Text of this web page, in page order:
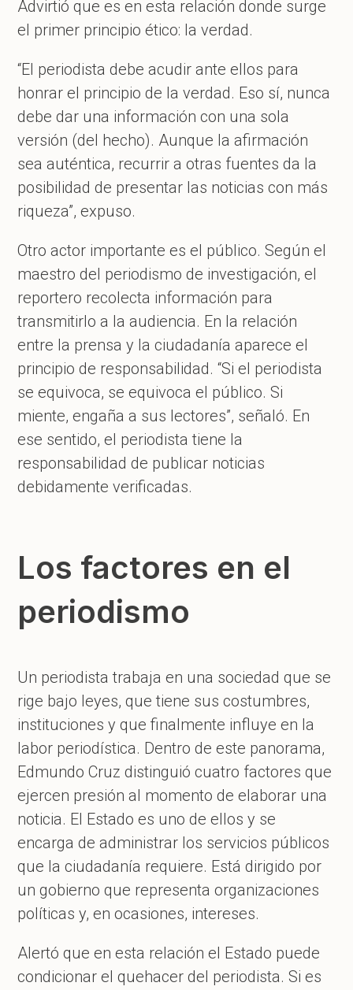
Advirtió que es en esta relación donde surge
el primer principio ético: la verdad.
“El periodista debe acudir ante ellos para
honrar el principio de la verdad. Eso sí, nunca
debe dar una información con una sola
versión (del hecho). Aunque la afirmación
sea auténtica, recurrir a otras fuentes da la
posibilidad de presentar las noticias con más
riqueza”, expuso.
Otro actor importante es el público. Según el
maestro del periodismo de investigación, el
reportero recolecta información para
transmitirlo a la audiencia. En la relación
entre la prensa y la ciudadanía aparece el
principio de responsabilidad. “Si el periodista
se equivoca, se equivoca el público. Si
miente, engaña a sus lectores”, señaló. En
ese sentido, el periodista tiene la
responsabilidad de publicar noticias
debidamente verificadas.
Los factores en el
periodismo
Un periodista trabaja en una sociedad que se
rige bajo leyes, que tiene sus costumbres,
instituciones y que finalmente influye en la
labor periodística. Dentro de este panorama,
Edmundo Cruz distinguió cuatro factores que
ejercen presión al momento de elaborar una
noticia. El Estado es uno de ellos y se
encarga de administrar los servicios públicos
que la ciudadanía requiere. Está dirigido por
un gobierno que representa organizaciones
políticas y, en ocasiones, intereses.
Alertó que en esta relación el Estado puede
condicionar el quehacer del periodista. Si es